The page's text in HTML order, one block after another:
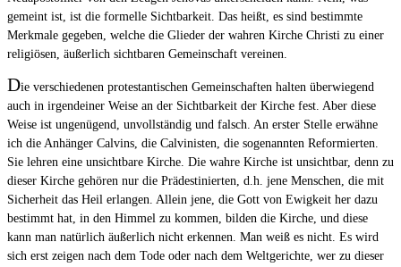
gemeint ist, ist die formelle Sichtbarkeit. Das heißt, es sind bestimmte
Merkmale gegeben, welche die Glieder der wahren Kirche Christi zu einer
religiösen, äußerlich sichtbaren Gemeinschaft vereinen.
Die verschiedenen protestantischen Gemeinschaften halten überwiegend
auch in irgendeiner Weise an der Sichtbarkeit der Kirche fest. Aber diese
Weise ist ungenügend, unvollständig und falsch. An erster Stelle erwähne
ich die Anhänger Calvins, die Calvinisten, die sogenannten Reformierten.
Sie lehren eine unsichtbare Kirche. Die wahre Kirche ist unsichtbar, denn zu
dieser Kirche gehören nur die Prädestinierten, d.h. jene Menschen, die mit
Sicherheit das Heil erlangen. Allein jene, die Gott von Ewigkeit her dazu
bestimmt hat, in den Himmel zu kommen, bilden die Kirche, und diese
kann man natürlich äußerlich nicht erkennen. Man weiß es nicht. Es wird
sich erst zeigen nach dem Tode oder nach dem Weltgerichte, wer zu dieser